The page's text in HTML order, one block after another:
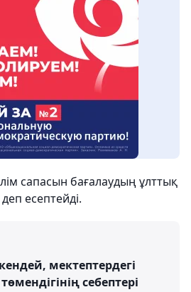
сапасын бағалаудың ұлттық
есептейді.
мектептердегі
себептері